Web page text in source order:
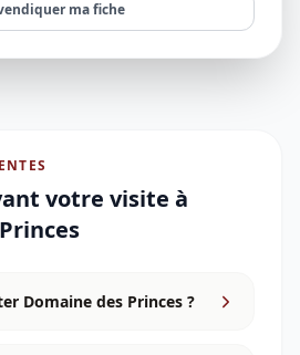
ma fiche
votre visite à
Domaine des Princes ?